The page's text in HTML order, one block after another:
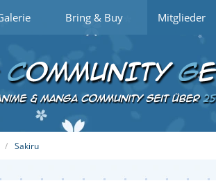
Bring & Buy Mitglieder
Sakiru